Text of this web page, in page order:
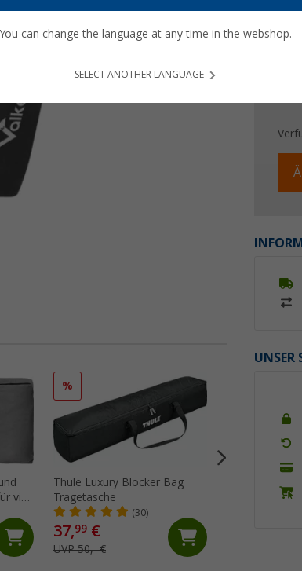
UNSER
vier
%
Thule Luxury Blocker Bag
Tragetasche
(30)
37,99 €
UVP 50,- €
You can change the language at any time in the webshop.
SELECT ANOTHER LANGUAGE